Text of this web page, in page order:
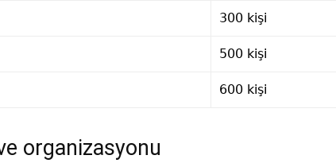
300 kişi
500 kişi
600 kişi
organizasyonu